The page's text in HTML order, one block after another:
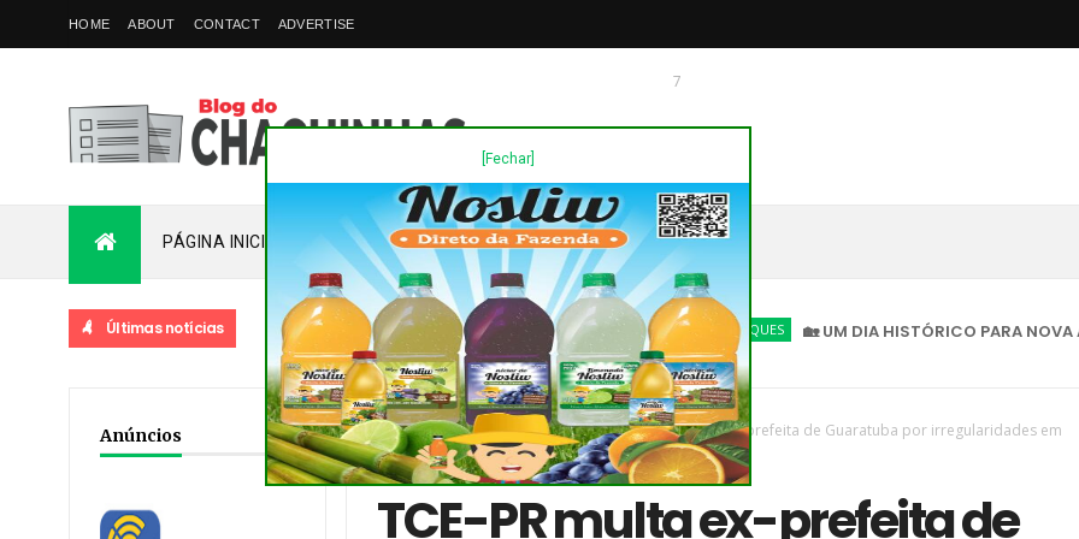
[Fechar]
HOME ABOUT CONTACT ADVERTISE
7
PÁGINA INICIAL PLANTÃO FALE COM O CHAGUINHAS
Últimas notícias DESTAQUES 🏡 UM DIA HISTÓRICO PARA NOVA
Anúncios Home/Destaques/Novas/Parana/TCE-PR multa ex-prefeita de Guaratuba por irregularidades em
terceirização
TCE-PR multa ex-prefeita de